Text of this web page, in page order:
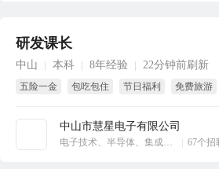
研发课长
中山 本科 8年经验 22分钟前刷新
五险一金 包吃包住 节日福利 免费旅游
中山市慧星电子有限公司
电子技术、半导体、集成电路 67个招
立即沟通